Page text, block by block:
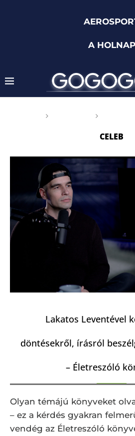
A HOLNAP
CELEB
Lakatos Leventével
döntésekről, írásról
– Életreszóló
Olyan témájú könyveket
– ez a kérdés gyakran
vendég az Életreszóló